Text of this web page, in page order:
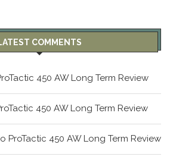
COMMENTS
450 AW Long Term Review
450 AW Long Term Review
ProTactic 450 AW Long Term Review